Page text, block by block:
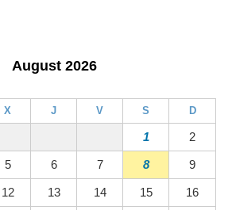
August 2026
X J V S D
1 2
5 6 7 8 9
12 13 14 15 16